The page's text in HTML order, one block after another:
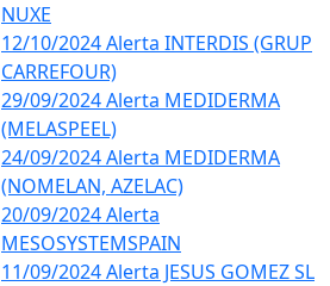
NUXE
12/10/2024 Alerta INTERDIS (GRUP
CARREFOUR)
29/09/2024 Alerta MEDIDERMA
(MELASPEEL)
24/09/2024 Alerta MEDIDERMA
(NOMELAN, AZELAC)
20/09/2024 Alerta
MESOSYSTEMSPAIN
11/09/2024 Alerta JESUS GOMEZ SL